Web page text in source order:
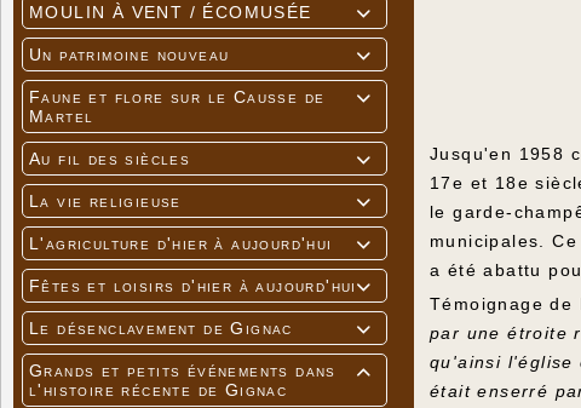

MOULIN À VENT / ÉCOMUSÉE

Un patrimoine nouveau

Faune et flore sur le Causse de
Martel

Au fil des siècles

La vie religieuse

L'agriculture d'hier à aujourd'hui

Fêtes et loisirs d'hier à aujourd'hui

Le désenclavement de Gignac

Grands et petits événements dans
l'histoire récente de Gignac
Jusqu'en 1958
17e et 18e
le garde-
municipales.
a été abattu
Témoignage de
par une étroite
qu'ainsi l'église
était enserré